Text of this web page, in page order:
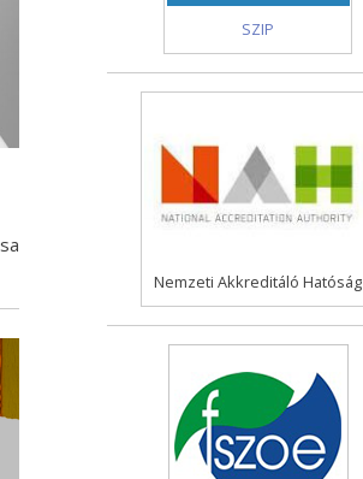
SZIP
Nemzeti Akkreditáló Hatóság